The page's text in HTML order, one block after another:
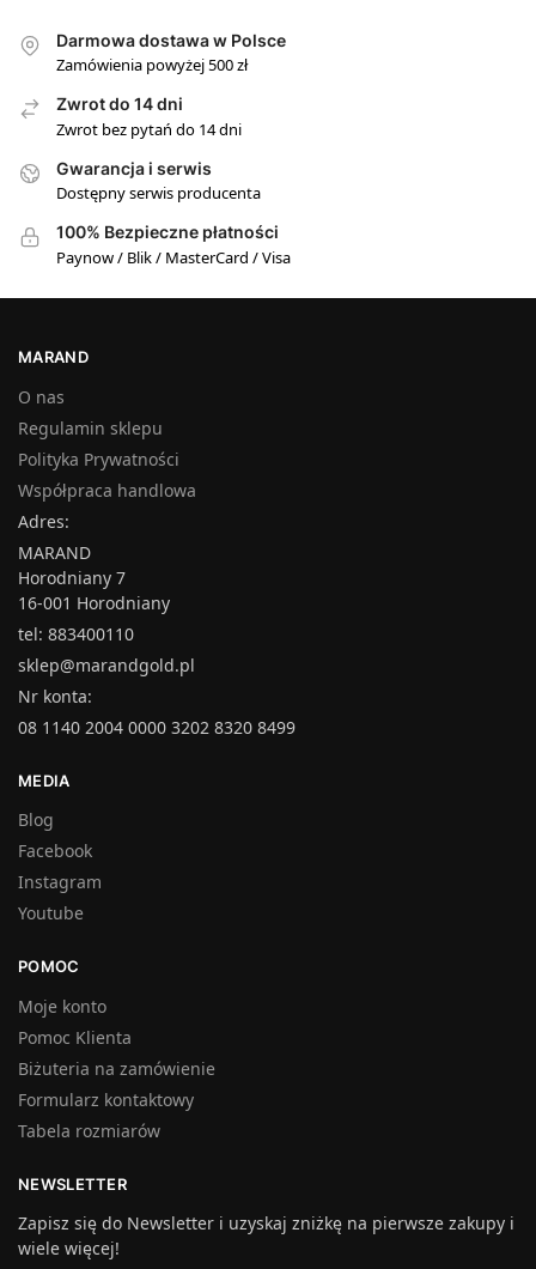
Darmowa dostawa w Polsce
Zamówienia powyżej 500 zł
Zwrot do 14 dni
Zwrot bez pytań do 14 dni
Gwarancja i serwis
Dostępny serwis producenta
100% Bezpieczne płatności
Paynow / Blik / MasterCard / Visa
MARAND
O nas
Regulamin sklepu
Polityka Prywatności
Współpraca handlowa
Adres:
MARAND
Horodniany 7
16-001 Horodniany
tel: 883400110
sklep@marandgold.pl
Nr konta:
08 1140 2004 0000 3202 8320 8499
MEDIA
Blog
Facebook
Instagram
Youtube
POMOC
Moje konto
Pomoc Klienta
Biżuteria na zamówienie
Formularz kontaktowy
Tabela rozmiarów
NEWSLETTER
Zapisz się do Newsletter i uzyskaj zniżkę na pierwsze zakupy i
wiele więcej!